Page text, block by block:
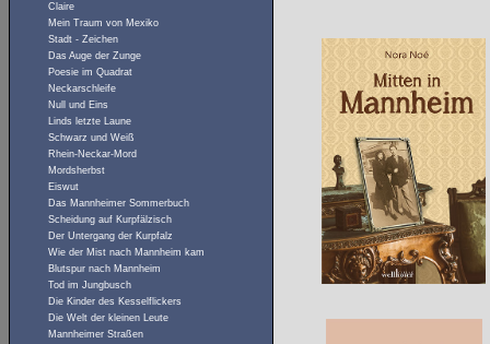
Claire
Mein Traum von Mexiko
Stadt - Zeichen
Das Auge der Zunge
Poesie im Quadrat
Neckarschleife
Null und Eins
Linds letzte Laune
Schwarz und Weiß
Rhein-Neckar-Mord
Mordsherbst
Eiswut
Das Mannheimer Sommerbuch
Scheidung auf Kurpfälzisch
Der Untergang der Kurpfalz
Wie der Mist nach Mannheim kam
Blutspur nach Mannheim
Tod im Jungbusch
Die Kinder des Kesselflickers
Die Welt der kleinen Leute
Mannheimer Straßen